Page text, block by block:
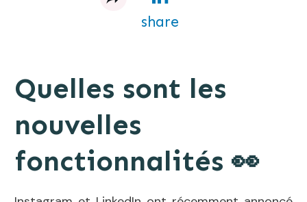
share
Quelles sont les
nouvelles
fonctionnalités 👀